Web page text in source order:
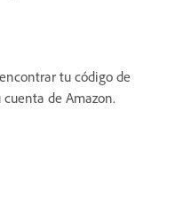
tu código de
de Amazon.